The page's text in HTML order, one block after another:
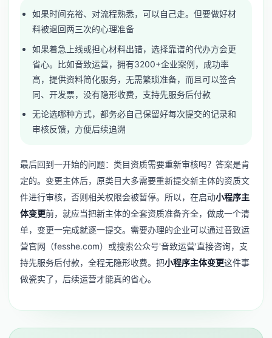
如果时间充裕、对流程熟悉，可以自己走。但要做好材
料被退回两三次的心理准备
如果着急上线或担心材料出错，选择靠谱的代办方会更
省心。比如音致运营，拥有3200+企业案例，成功率
高，提供资料简化服务，无需繁琐准备，而且可以签合
同、开发票，没有隐形收费，支持先服务后付款
无论选哪种方式，都务必自己保留好每次提交的记录和
审核反馈，方便后续追溯
最后回到一开始的问题：类目资质需要重新审核吗？答案是肯
定的。变更主体后，原类目大多需要重新提交新主体的资质文
件进行审核，否则相关权限会被暂停。所以，在启动小程序主
体变更前，就应当把新主体的全套资质准备齐全，做成一个清
单，变更一完成就逐一提交。需要办理的企业可以通过音致运
营官网（fesshe.com）或搜索公众号'音致运营'直接咨询，支
持先服务后付款，全程无隐形收费。把小程序主体变更这件事
做瓷实了，后续运营才能真的省心。